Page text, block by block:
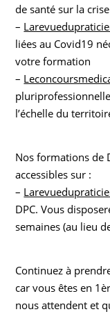
de santé sur la
–
liées au Covid19
votre formation
–
l’échelle du
Nos formations de
accessibles sur :
–
DPC. Vous
semaines (au lieu
Continuez à
car vous êtes en
nous attendent et